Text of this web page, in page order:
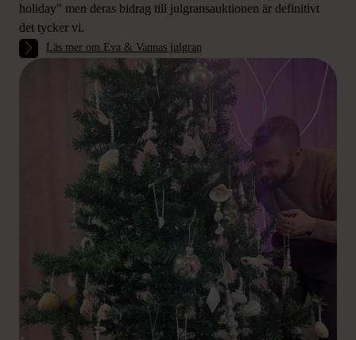
holiday" men deras bidrag till julgransauktionen är definitivt
det tycker vi.
Läs mer om Eva & Vannas julgran